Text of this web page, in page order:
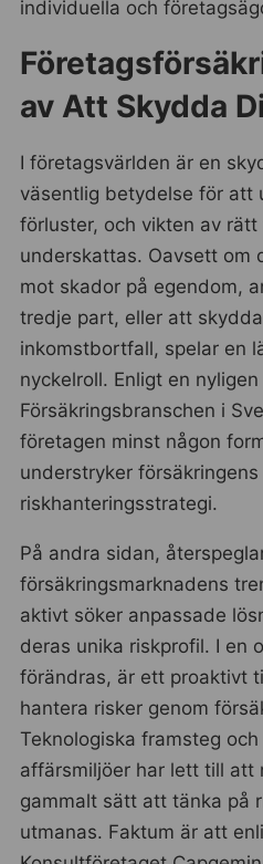
individuella och
av Att Skydda
I företagsvärlden är en
väsentlig betydelse för att
förluster, och vikten av
underskattas. Oavsett om
mot skador på egendom,
tredje part, eller att
inkomstbortfall, spelar en
nyckelroll. Enligt en
Försäkringsbranschen i
företagen minst någon
understryker
riskhanteringsstrategi.
På andra sidan,
försäkringsmarknadens
aktivt söker anpassade
deras unika riskprofil. I en
förändras, är ett proaktivt
hantera risker genom
Teknologiska framsteg
affärsmiljöer har lett till att
gammalt sätt att tänka på
utmanas. Faktum är att